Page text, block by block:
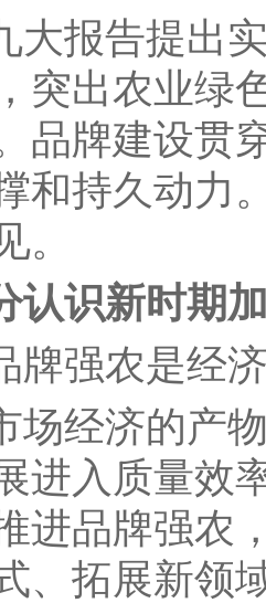
大报告提出
突出农业绿
品牌建设贯
和持久动力
。
认识新时期
牌强农是经
场经济的产
进入质量效
进品牌强农
、拓展新领